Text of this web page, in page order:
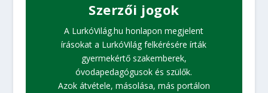
Szerzői jogok
A LurkóVilág.hu honlapon megjelent
írásokat a LurkóVilág felkérésére írták
gyermekértő szakemberek,
óvodapedagógusok és szülők.
Azok átvétele, másolása, más portálon